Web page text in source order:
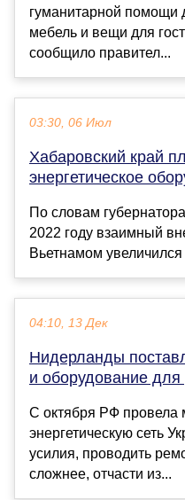
гуманитарной помощи
мебель и вещи для
сообщило правител...
03:30, 06 Июл
Хабаровский край
энергетическое
По словам
2022 году взаимный
Вьетнамом увеличился
04:10, 13 Дек
Нидерланды
и оборудование для
С октября РФ провела
энергетическую сеть
усилия, проводить
сложнее, отчасти из...